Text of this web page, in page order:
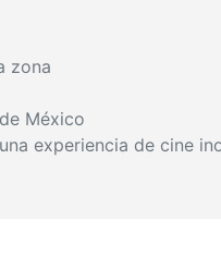
zona
México
experiencia de cine